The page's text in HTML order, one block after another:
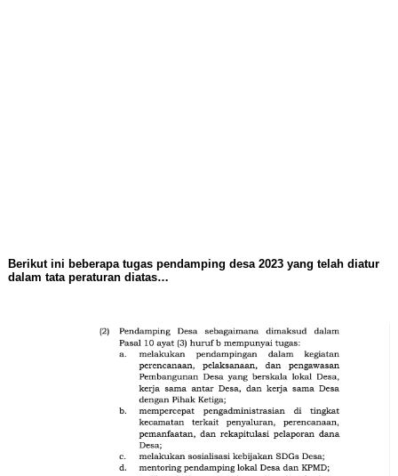
Berikut ini beberapa tugas pendamping desa 2023 yang telah diatur
dalam tata peraturan diatas…